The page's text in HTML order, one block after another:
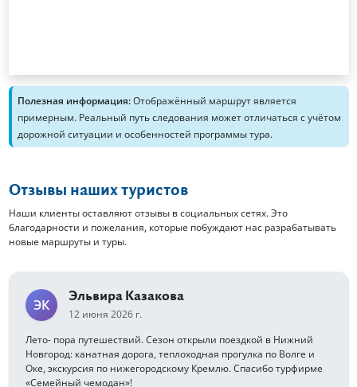
Полезная информация:Отображённый маршрут является
примерным. Реальный путь следования может отличаться с учётом
дорожной ситуации и особенностей программы тура.
Отзывы наших туристов
Наши клиенты оставляют отзывы в социальных сетях. Это
благодарности и пожелания, которые побуждают нас разрабатывать
новые маршруты и туры.
ЭК
Эльвира Казакова
12 июня 2026 г.
Лето- пора путешествий. Сезон открыли поездкой в Нижний
Новгород: канатная дорога, теплоходная прогулка по Волге и
Оке, экскурсия по нижегородскому Кремлю. Спасибо турфирме
«Семейный чемодан»!